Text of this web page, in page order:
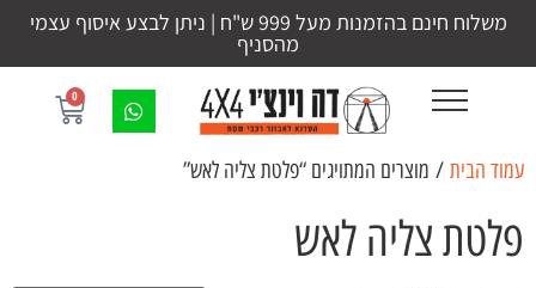
משלוח חינם בהזמנות מעל 999 ש"ח | ניתן לבצע איסוף עצמי
מהסניף
0
עמוד הבית / מוצרים המתויגים “פלטת צליה לאש”
פלטת צליה לאש